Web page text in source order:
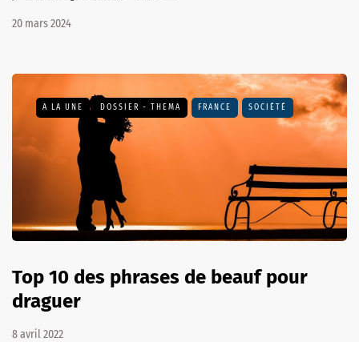
20 mars 2024
A LA UNE DOSSIER - THEMA FRANCE SOCIÉTÉ
Top 10 des phrases de beauf pour
draguer
8 avril 2022